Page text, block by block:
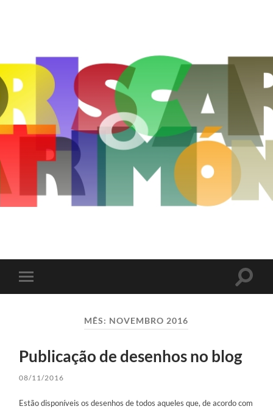
Toggle
mobile
Toggle
MÊS: NOVEMBRO 2016
Publicação de desenhos no blog
08/11/2016
Estão disponíveis os desenhos de todos aqueles que, de acordo com